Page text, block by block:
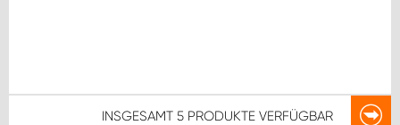
INSGESAMT 5 PRODUKTE VERFÜGBAR